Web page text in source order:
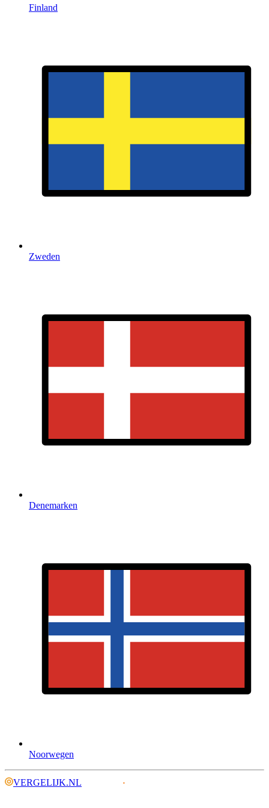
Finland
Zweden
Denemarken
Noorwegen
VERGELIJK.NL